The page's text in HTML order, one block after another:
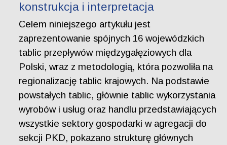
konstrukcja i interpretacja
Celem niniejszego artykułu jest
zaprezentowanie spójnych 16 wojewódzkich
tablic przepływów międzygałęziowych dla
Polski, wraz z metodologią, która pozwoliła na
regionalizację tablic krajowych. Na podstawie
powstałych tablic, głównie tablic wykorzystania
wyrobów i usług oraz handlu przedstawiających
wszystkie sektory gospodarki w agregacji do
sekcji PKD, pokazano strukturę głównych